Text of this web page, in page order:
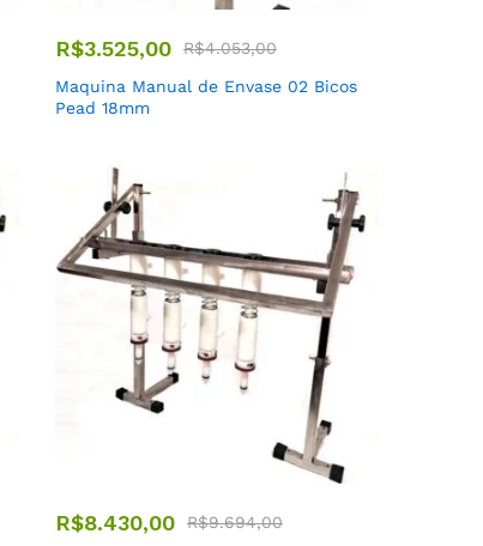
R$3.525,00 R$4.053,00
Maquina Manual de Envase 02 Bicos
Pead 18mm
R$8.430,00 R$9.694,00